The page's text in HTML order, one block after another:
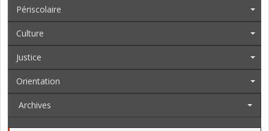
Périscolaire
Culture
Justice
Orientation
Archives